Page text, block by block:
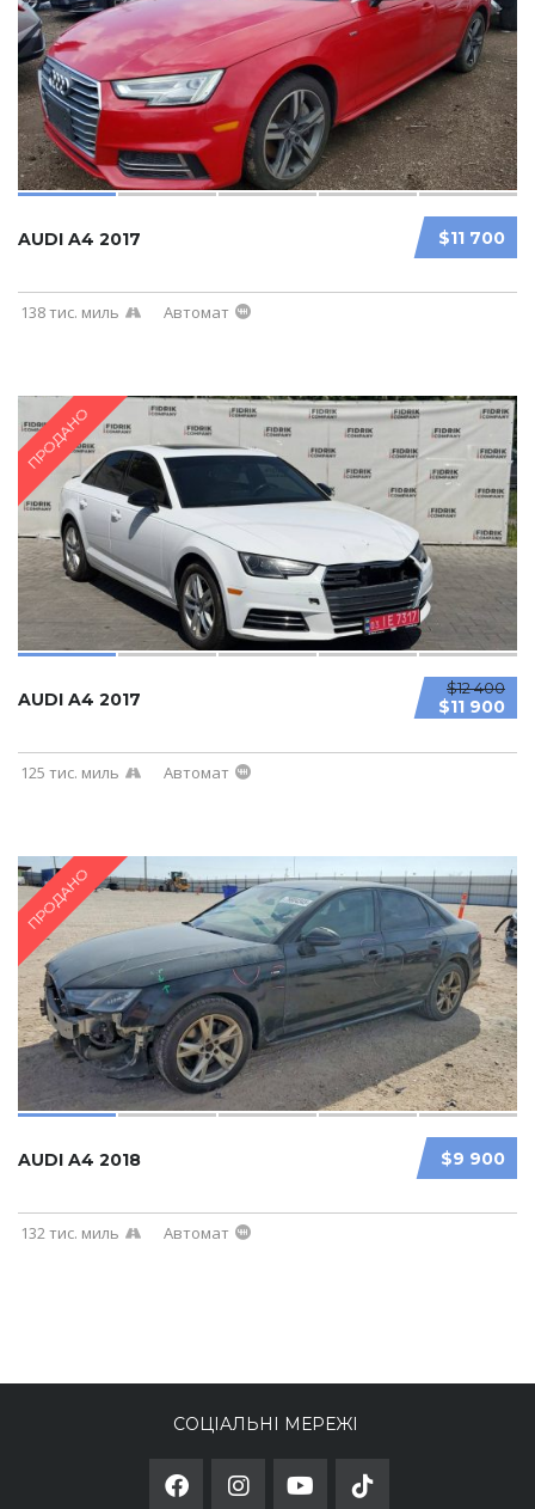
$11 700
AUDI A4 2017
138 тис. миль Автомат
ПРОДАНО
$12 400
$11 900
AUDI A4 2017
125 тис. миль Автомат
ПРОДАНО
$9 900
AUDI A4 2018
132 тис. миль Автомат
СОЦІАЛЬНІ МЕРЕЖІ